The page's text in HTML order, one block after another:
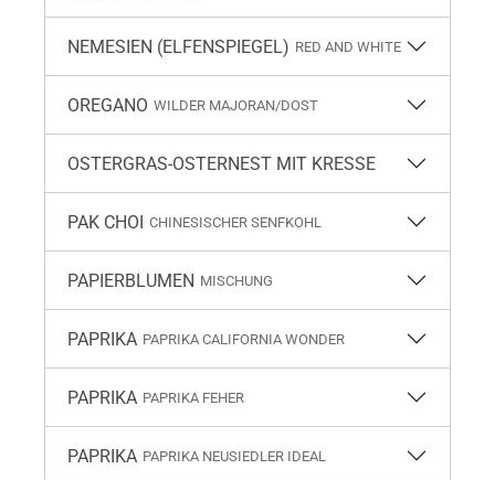
NEMESIEN (ELFENSPIEGEL) RED AND WHITE
OREGANO WILDER MAJORAN/DOST
OSTERGRAS-OSTERNEST MIT KRESSE
PAK CHOI CHINESISCHER SENFKOHL
PAPIERBLUMEN MISCHUNG
PAPRIKA PAPRIKA CALIFORNIA WONDER
PAPRIKA PAPRIKA FEHER
PAPRIKA PAPRIKA NEUSIEDLER IDEAL